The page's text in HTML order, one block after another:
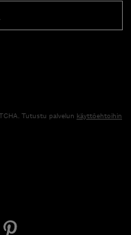
Tutustu palvelun käyttöehtoihin